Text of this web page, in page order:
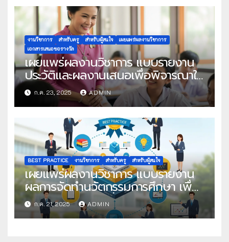
งานวิชาการ สำหรับครู สำหรับผู้สนใจ
เผยแพร่ผลงานวิชาการ
เอกสารเสนอขอรางวัล
เผยแพร่ผลงานวิชาการ แบบรายงาน
ประวัติและผลงานเสนอเพื่อพิจารณาใน
โครงการครูดีในดวงใจ ประจำปี 2568
ครั้งที่ 22
ก.ค. 23, 2025 ADMIN
BEST PRACTICE งานวิชาการ สำหรับครู สำหรับผู้สนใจ
เผยแพร่ผลงานวิชาการ แบบรายงาน
ผลการจัดทำนวัตกรรมการศึกษา เพื่อ
คัดเลือกวิธีปฏิบัติที่เป็นเลิศ
ก.ค. 21, 2025 ADMIN